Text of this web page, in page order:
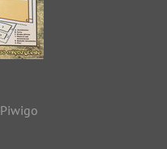
Piwigo